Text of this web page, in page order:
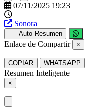
07/11/2025 19:23
Sonora
Auto Resumen
Enlace de Compartir ×
COPIAR WHATSAPP
Resumen Inteligente
×